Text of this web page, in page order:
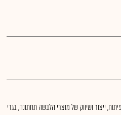
ייצור ושיווק של מוצרי הלבשה תחתונה, בגדי